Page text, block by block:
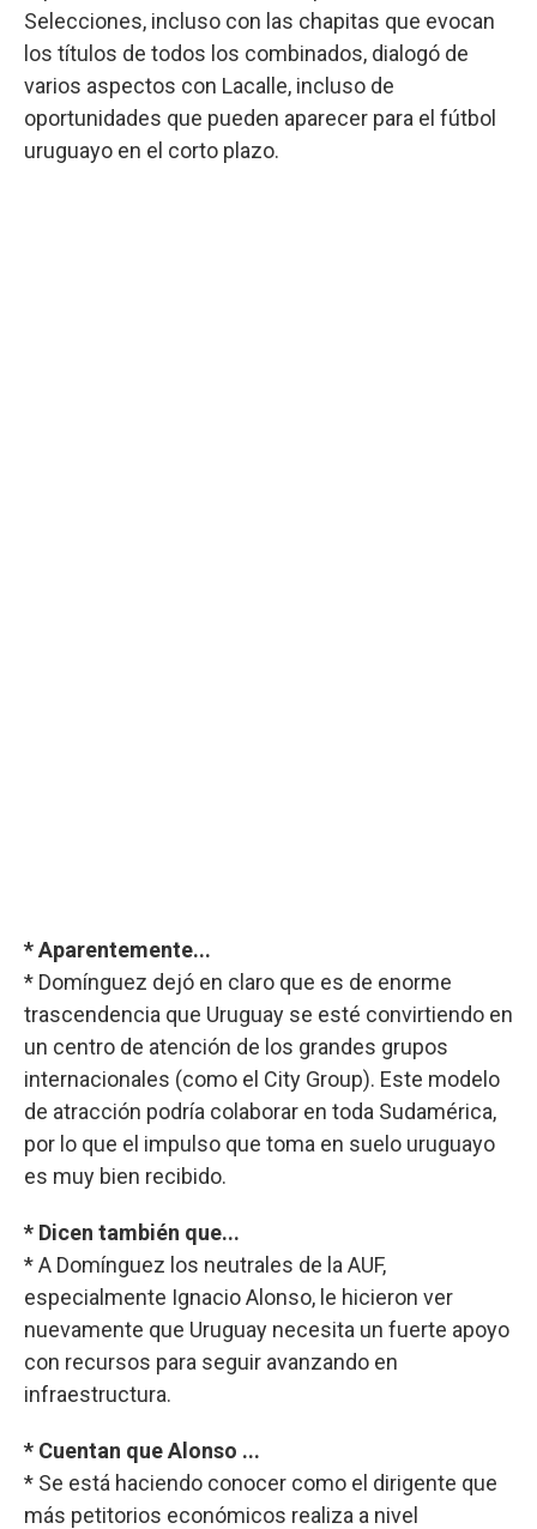
Selecciones, incluso con las chapitas que evocan
los títulos de todos los combinados, dialogó de
varios aspectos con Lacalle, incluso de
oportunidades que pueden aparecer para el fútbol
uruguayo en el corto plazo.
* Aparentemente...
* Domínguez dejó en claro que es de enorme
trascendencia que Uruguay se esté convirtiendo en
un centro de atención de los grandes grupos
internacionales (como el City Group). Este modelo
de atracción podría colaborar en toda Sudamérica,
por lo que el impulso que toma en suelo uruguayo
es muy bien recibido.
* Dicen también que...
* A Domínguez los neutrales de la AUF,
especialmente Ignacio Alonso, le hicieron ver
nuevamente que Uruguay necesita un fuerte apoyo
con recursos para seguir avanzando en
infraestructura.
* Cuentan que Alonso ...
* Se está haciendo conocer como el dirigente que
más petitorios económicos realiza a nivel